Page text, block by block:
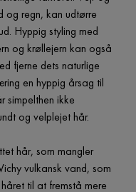
og regn, kan udtørre
Hyppig styling med
og krøllejern kan også
fjerne dets naturlige
en hyppig årsag til
simpelthen ikke
og velplejet hår.
hår, som mangler
vulkansk vand, som
til at fremstå mere